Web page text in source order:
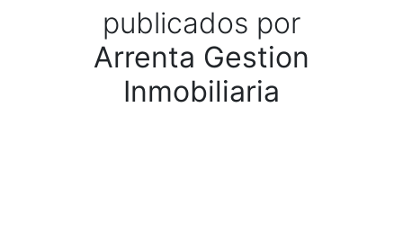
publicados por
Arrenta Gestion
Inmobiliaria